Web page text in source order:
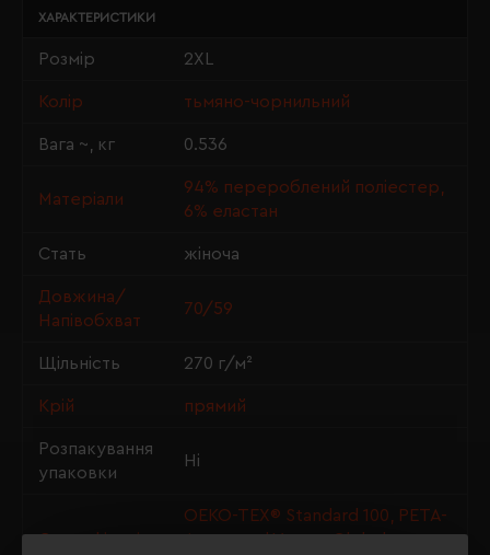
ХАРАКТЕРИСТИКИ
Розмір 2XL
Колір тьмяно-чорнильний
Вага ~, кг 0.536
Матеріали
94% перероблений поліестер,
6% еластан
Стать жіноча
Довжина/
Напівобхват
70/59
Щільність 270 г/м²
Крій прямий
Розпакування
упаковки
Ні
Сертифікація
OEKO-TEX® Standard 100, PETA-
Approved Vegan, Global